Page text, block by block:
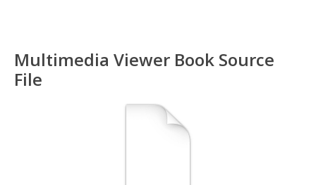
Multimedia Viewer Book Source
File